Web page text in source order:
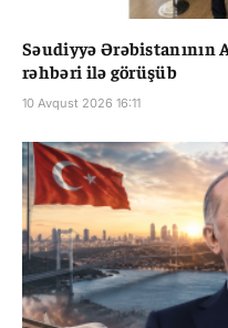
Səudiyyə Ərəbistanının
rəhbəri ilə görüşüb
10 Avqust 2026 16:11